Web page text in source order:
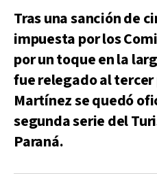
Tras una sanción de
impuesta por los
por un toque en la
fue relegado al
Martínez se quedó
segunda serie del
Paraná.